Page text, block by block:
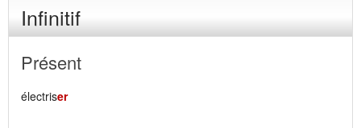
Infinitif
Présent
électriser